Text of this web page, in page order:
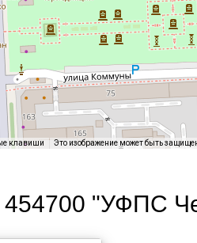
клавиши Это изображение может быть
"УФПС